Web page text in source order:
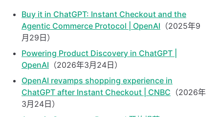
Buy it in ChatGPT: Instant Checkout and the
Agentic Commerce Protocol | OpenAI （2025年9
月29日）
Powering Product Discovery in ChatGPT |
OpenAI （2026年3月24日）
OpenAI revamps shopping experience in
ChatGPT after Instant Checkout | CNBC （2026年
3月24日）